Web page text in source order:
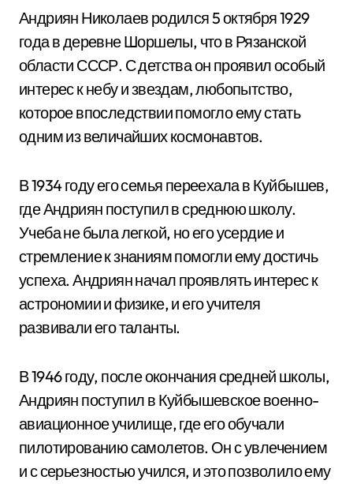
Андриян Николаев родился 5 октября 1929
года в деревне Шоршелы, что в Рязанской
области СССР. С детства он проявил особый
интерес к небу и звездам, любопытство,
которое впоследствии помогло ему стать
одним из величайших космонавтов.
В 1934 году его семья переехала в Куйбышев,
где Андриян поступил в среднюю школу.
Учеба не была легкой, но его усердие и
стремление к знаниям помогли ему достичь
успеха. Андриян начал проявлять интерес к
астрономии и физике, и его учителя
развивали его таланты.
В 1946 году, после окончания средней школы,
Андриян поступил в Куйбышевское военно-
авиационное училище, где его обучали
пилотированию самолетов. Он с увлечением
и с серьезностью учился, и это позволило ему